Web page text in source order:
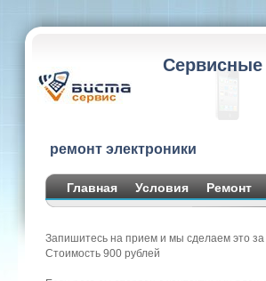
Сервисные
ремонт электроники
Главная Условия Ремонт
Запишитесь на прием и мы сделаем это за
Стоимость 900 рублей